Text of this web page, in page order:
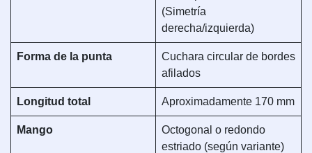
(Simetría
derecha/izquierda)
Forma de la punta
Cuchara circular de bordes
afilados
Longitud total Aproximadamente 170 mm
Mango
Octogonal o redondo
estriado (según variante)